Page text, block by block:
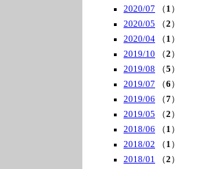
2020/07 （ 1 ）
2020/05 （2 ）
2020/04 （ 1 ）
2019/10 （2 ）
2019/08 （5 ）
2019/07 （6 ）
2019/06 （7）
2019/05 （2 ）
2018/06 （ 1 ）
2018/02 （ 1 ）
2018/01 （2 ）